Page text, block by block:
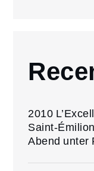
2010
Saint-
Abend unter